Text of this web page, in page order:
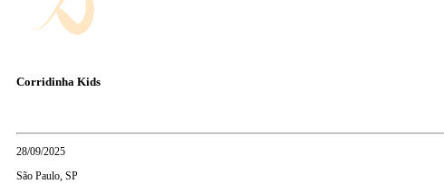
Corridinha Kids
28/09/2025
São Paulo, SP